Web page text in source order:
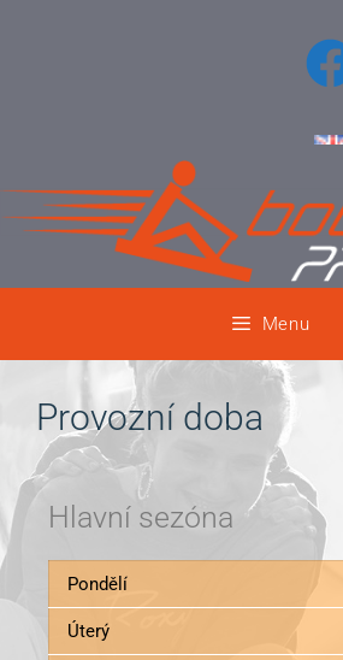
Menu
Provozní doba
Hlavní sezóna
Pondělí
Úterý